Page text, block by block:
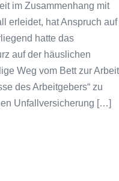
im Zusammenhang mit
erleidet, hat Anspruch auf
hatte das
auf der häuslichen
Weg vom Bett zur Arbeit
des Arbeitgebers“ zu
Unfallversicherung […]